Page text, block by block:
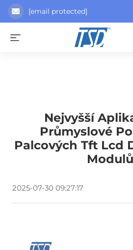
[email protected]
Nejvyšší
Průmyslové
Palcových Tft Lcd
Modulů
2025-07-30 09:27:17